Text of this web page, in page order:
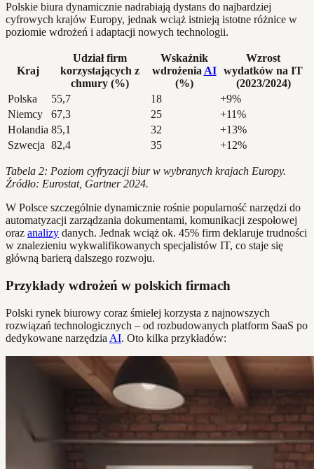
Polskie biura dynamicznie nadrabiają dystans do najbardziej
cyfrowych krajów Europy, jednak wciąż istnieją istotne różnice w
poziomie wdrożeń i adaptacji nowych technologii.
Kraj
Udział firm
korzystających z
chmury (%)
Wskaźnik
wdrożenia AI
(%)
Wzrost
wydatków na IT
(2023/2024)
Polska
55,7 18
+9%
Niemcy
67,3 25
+11%
Holandia 85,1 32
+13%
Szwecja 82,4 35 +12%
Tabela 2: Poziom cyfryzacji biur w wybranych krajach Europy.
Źródło: Eurostat, Gartner 2024.
W Polsce szczególnie dynamicznie rośnie popularność narzędzi do
automatyzacji zarządzania dokumentami, komunikacji zespołowej
oraz analizy danych. Jednak wciąż ok. 45% firm deklaruje trudności
w znalezieniu wykwalifikowanych specjalistów IT, co staje się
główną barierą dalszego rozwoju.
Przykłady wdrożeń w polskich firmach
Polski rynek biurowy coraz śmielej korzysta z najnowszych
rozwiązań technologicznych – od rozbudowanych platform SaaS po
dedykowane narzędzia AI. Oto kilka przykładów: